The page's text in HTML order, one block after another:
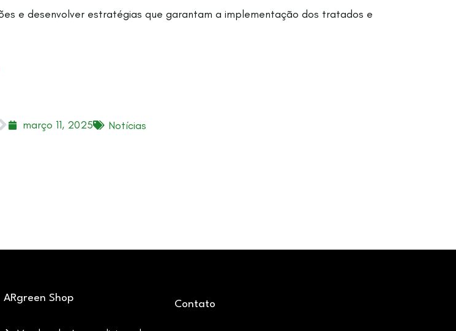
e desenvolver estratégias que garantam a implementação dos tratados e
março 11, 2025 Notícias
ARgreen Shop
Contato